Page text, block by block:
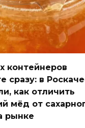
контейнеров
сразу: в
как отличить
мёд от
рынке